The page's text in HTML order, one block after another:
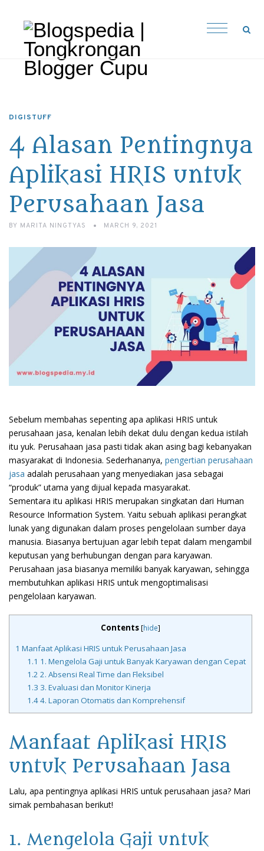
DIGISTUFF
4 Alasan Pentingnya
Aplikasi HRIS untuk
Perusahaan Jasa
BY MARITA NINGTYAS MARCH 9, 2021
Sebelum membahas sepenting apa aplikasi HRIS untuk
perusahaan jasa, kenalan lebih dekat dulu dengan kedua istilah
itu yuk. Perusahaan jasa pasti tidak akan asing bagi kebanyakan
masyarakat di Indonesia. Sederhananya, pengertian perusahaan
jasa adalah perusahaan yang menyediakan jasa sebagai
“produk” utama yang dijual kepada masyarakat.
Sementara itu aplikasi HRIS merupakan singkatan dari Human
Resource Information System. Yaitu sebuah aplikasi perangkat
lunak yang digunakan dalam proses pengelolaan sumber daya
manusia. Biasanya bertujuan agar lebih tepat dalam mengambil
keputusan yang berhubungan dengan para karyawan.
Perusahaan jasa biasanya memiliki banyak karyawan, sehingga
membutuhkan aplikasi HRIS untuk mengoptimalisasi
pengelolaan karyawan.
Contents [hide]
1 Manfaat Aplikasi HRIS untuk Perusahaan Jasa
1.1 1. Mengelola Gaji untuk Banyak Karyawan dengan Cepat
1.2 2. Absensi Real Time dan Fleksibel
1.3 3. Evaluasi dan Monitor Kinerja
1.44. Laporan Otomatis dan Komprehensif
Manfaat Aplikasi HRIS
untuk Perusahaan Jasa
Lalu, apa pentingnya aplikasi HRIS untuk perusahaan jasa? Mari
simak pembahasan berikut!
1. Mengelola Gaji untuk